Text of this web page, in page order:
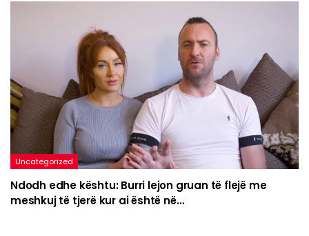
Uncategorized
Ndodh edhe kështu: Burri lejon gruan të flejë me
meshkuj të tjerë kur ai është në…